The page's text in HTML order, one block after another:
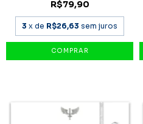
R$79,90
3 x de R$26,63 sem juros